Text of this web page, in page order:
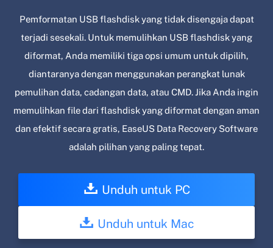
Pemformatan USB flashdisk yang tidak disengaja dapat
terjadi sesekali. Untuk memulihkan USB flashdisk yang
diformat, Anda memiliki tiga opsi umum untuk dipilih,
diantaranya dengan menggunakan perangkat lunak
pemulihan data, cadangan data, atau CMD. Jika Anda ingin
memulihkan file dari flashdisk yang diformat dengan aman
dan efektif secara gratis, EaseUS Data Recovery Software
adalah pilihan yang paling tepat.
Unduh untuk PC
Unduh untuk Mac